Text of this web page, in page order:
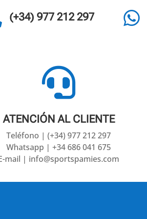
(+34) 977 212 297 

ATENCIÓN AL CLIENTE
Teléfono | (+34) 977 212 297
Whatsapp | +34 686 041 675
mail | info@sportspamies.com